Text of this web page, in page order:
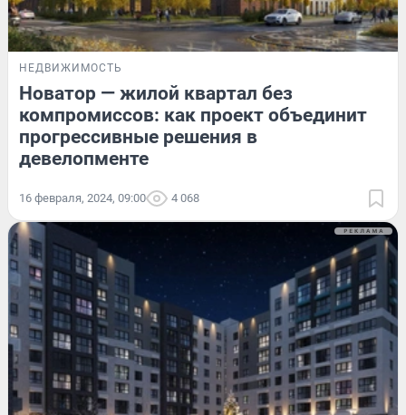
НЕДВИЖИМОСТЬ
Новатор — жилой квартал без
компромиссов: как проект объединит
прогрессивные решения в
девелопменте
16 февраля, 2024, 09:00 4 068